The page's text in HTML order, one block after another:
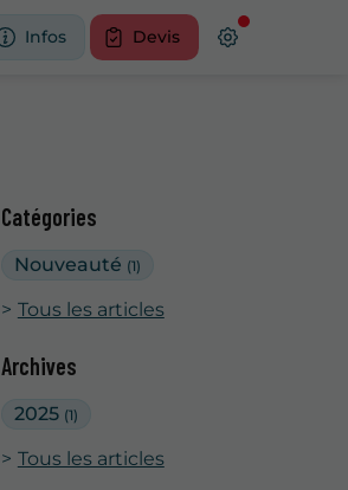
Infos Devis
Catégories
Nouveauté (1)
Tous les articles
Archives
2025 (1)
Tous les articles